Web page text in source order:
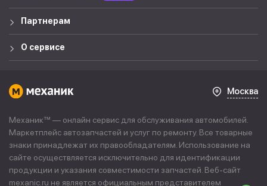
Партнерам
О сервисе
Москва
Механик™ — онлайн сервис для обслуживания автомобилей.
Маркетплейс автозапчастей и услуг по ремонту. Все товарные
знаки принадлежат их правообладателям. Использование на
сайте осуществляется исключительно для идентификации
продукции и указания совместимости запчастей. Веб-сайт
mexanic.ru не является официальным представителем